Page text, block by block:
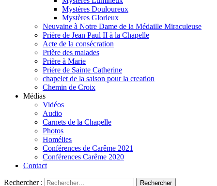
Mystères Douloureux
Mystères Glorieux
Neuvaine à Notre Dame de la Médaille Miraculeuse
Prière de Jean Paul II à la Chapelle
Acte de la consécration
Prière des malades
Prière à Marie
Prière de Sainte Catherine
chapelet de la saison pour la creation
Chemin de Croix
Médias
Vidéos
Audio
Carnets de la Chapelle
Photos
Homélies
Conférences de Carême 2021
Conférences Carême 2020
Contact
Rechercher :